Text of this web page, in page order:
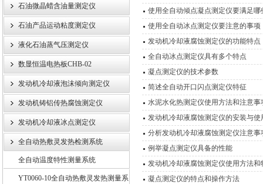
石油微晶蜡含油量测定仪
石油产品运动粘度测定仪
液化石油蒸气压测定仪
数显恒温电热板CHB-02
发动机冷却液泡沫倾向测定仪
发动机铸铝传热腐蚀测定仪
发动机冷却液冰点测定仪
全自动热敷灵发热检测系统
全自动温度特性测量系统
YT0060-10全自动热敷灵发热测量系
使用全自动倾点凝点测定仪要满足哪
使用全自动冰点测定仪要注意的事项
发动机冷却液腐蚀测定仪的功能特点
全自动冰点测定仪具有多个特点
凝点测定仪的技术参数
简述全自动开口闪点测定仪特征
水泥水化热测定仪使用方法和注意事
发动机冷却液腐蚀测定仪的安装与使
分析发动机冷却液腐蚀测定仪注意事
例举凝点测定仪具备的性能
发动机冷却液腐蚀测定仪使用方法和
凝点测定仪的特点和操作方法